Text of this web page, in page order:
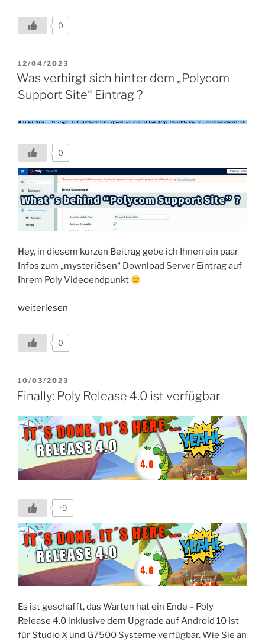
4.0.1
für
X
und
G7500
verfügbar“
0
VERÖFFENTLICHT
AM
12/04/2023
Was verbirgt sich hinter dem „Polycom
Support Site“ Eintrag ?
0
Hey, in diesem kurzen Beitrag gebe ich Ihnen ein paar
Infos zum „mysteriösen“ Download Server Eintrag auf
Ihrem Poly Videoendpunkt
„Was
sich
hinter
„Polycom
Support
Eintrag
?“
weiterlesen
0
VERÖFFENTLICHT
AM
10/03/2023
Finally: Poly Release 4.0 ist verfügbar
+9
Es ist geschafft, das Warten hat ein Ende – Poly
Release 4.0 inklusive dem Upgrade auf Android 10 ist
für Studio X und G7500 Systeme verfügbar. Wie Sie an